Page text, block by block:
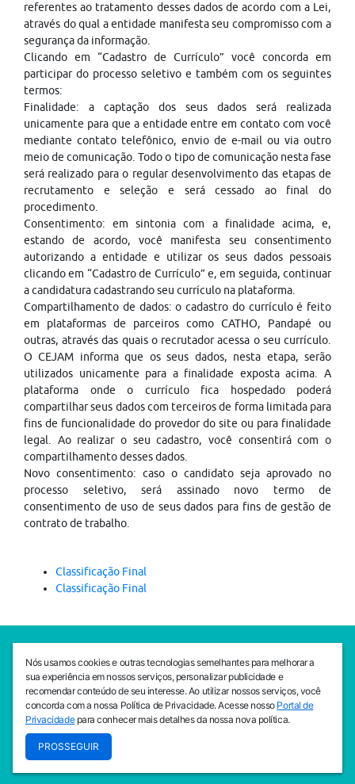
referentes ao tratamento desses dados de acordo com a Lei,
através do qual a entidade manifesta seu compromisso com a
segurança da informação.
Clicando em “Cadastro de Currículo” você concorda em
participar do processo seletivo e também com os seguintes
termos:
Finalidade: a captação dos seus dados será realizada
unicamente para que a entidade entre em contato com você
mediante contato telefônico, envio de e-mail ou via outro
meio de comunicação. Todo o tipo de comunicação nesta fase
será realizado para o regular desenvolvimento das etapas de
recrutamento e seleção e será cessado ao final do
procedimento.
Consentimento: em sintonia com a finalidade acima, e,
estando de acordo, você manifesta seu consentimento
autorizando a entidade e utilizar os seus dados pessoais
clicando em “Cadastro de Currículo” e, em seguida, continuar
a candidatura cadastrando seu currículo na plataforma.
Compartilhamento de dados: o cadastro do currículo é feito
em plataformas de parceiros como CATHO, Pandapé ou
outras, através das quais o recrutador acessa o seu currículo.
O CEJAM informa que os seus dados, nesta etapa, serão
utilizados unicamente para a finalidade exposta acima. A
plataforma onde o currículo fica hospedado poderá
compartilhar seus dados com terceiros de forma limitada para
fins de funcionalidade do provedor do site ou para finalidade
legal. Ao realizar o seu cadastro, você consentirá com o
compartilhamento desses dados.
Novo consentimento: caso o candidato seja aprovado no
processo seletivo, será assinado novo termo de
consentimento de uso de seus dados para fins de gestão de
contrato de trabalho.
Classificação Final
Classificação Final
SEDE CEJAM
Av. da Liberdade, 765, Liberdade, São Paulo, 01503-001
(11) 3469 - 1818
INSTITUTO CEJAM
Av. da Liberdade, 765, Liberdade, São Paulo, 01503-001
Nós usamos cookies e outras tecnologias semelhantes para melhorar a
sua experiência em nossos serviços, personalizar publicidade e
recomendar conteúdo de seu interesse. Ao utilizar nossos serviços, você
concorda com a nossa Política de Privacidade. Acesse nosso Portal de
Privacidadepara conhecer mais detalhes da nossa nova política.
PROSSEGUIR